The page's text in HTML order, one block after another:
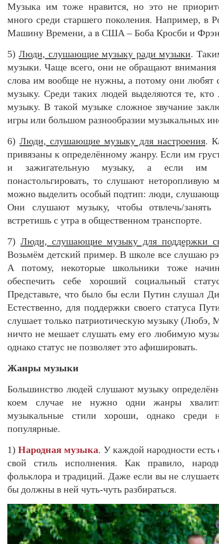
Музыка им тоже нравится, но это не
много среди старшего поколения. Например, в
Машину Времени, а в США – Боба Кросби и
5)Люди, слушающие музыку ради музыки.
музыки. Чаще всего, они не обращают внимания
слова им вообще не нужны, а потому они любят
музыку. Среди таких людей выделяются те,
музыку. В такой музыке сложное звучание
игры или большом разнообразии музыкальных
6) Люди, слушающие музыку для настроения.
привязаны к определённому жанру. Если им
и зажигательную музыку, а если им
понастольгировать, то слушают неторопливую
можно выделить особый подтип: люди,
Они слушают музыку, чтобы отвлечь/
встретишь с утра в общественном транспорте.
7) Люди, слушающие музыку для поддержки
Возьмём детский пример. В школе все слушаю
А потому, некоторые школьники тоже
обеспечить себе хороший социальный
Представьте, что было бы если Путин слушал
Естественно, для поддержки своего статуса
слушает только патриотическую музыку
ничто не мешает слушать ему его любимую
однако статус не позволяет это афишировать.
Жанры музыки
Большинство людей слушают музыку
коем случае не нужно одни жанры
музыкальные стили хороши, однако
популярные.
1)Народная музыка. У каждой народности
свой стиль исполнения. Как правило,
фольклора и традиций. Даже если вы не
бы должны в ней чуть-чуть разбираться.